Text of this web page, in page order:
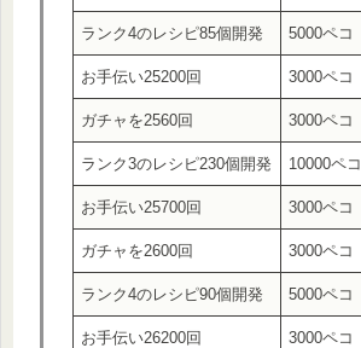
ランク4のレシピ85個開発 5000ペコ
お手伝い25200回 3000ペコ
ガチャを2560回 3000ペコ
ランク3のレシピ230個開発 10000ペコ
お手伝い25700回 3000ペコ
ガチャを2600回 3000ペコ
ランク4のレシピ90個開発 5000ペコ
お手伝い26200回 3000ペコ